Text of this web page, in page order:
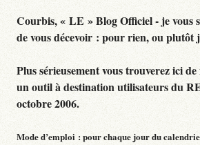
Courbis, « LE » Blog Officiel - je vous
de vous décevoir : pour rien, ou
Plus sérieusement vous trouverez ici
un outil à destination utilisateurs du
octobre 2006.
Mode d’emploi : pour chaque jour du